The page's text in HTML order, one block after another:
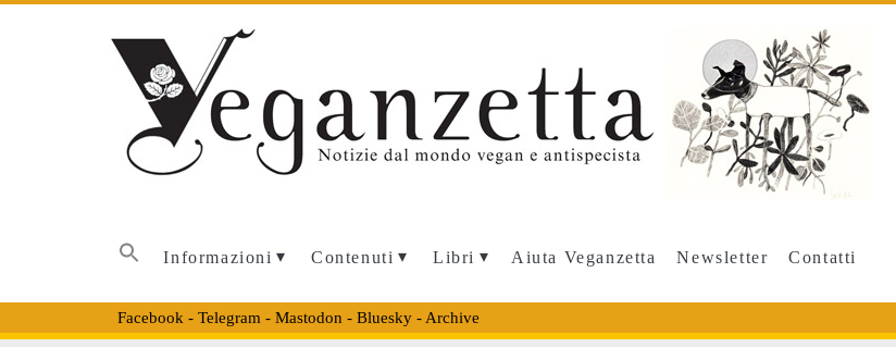
Informazioni Contenuti Libri Aiuta Veganzetta Newsletter Contatti
Facebook - Telegram - Mastodon - Bluesky- Archive